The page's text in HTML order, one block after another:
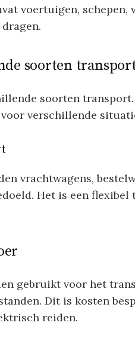
voertuigen,
soorten
soorten
verschillende
vrachtwagens,
Het is een
gebruikt voor het
Dit is kosten
reiden.